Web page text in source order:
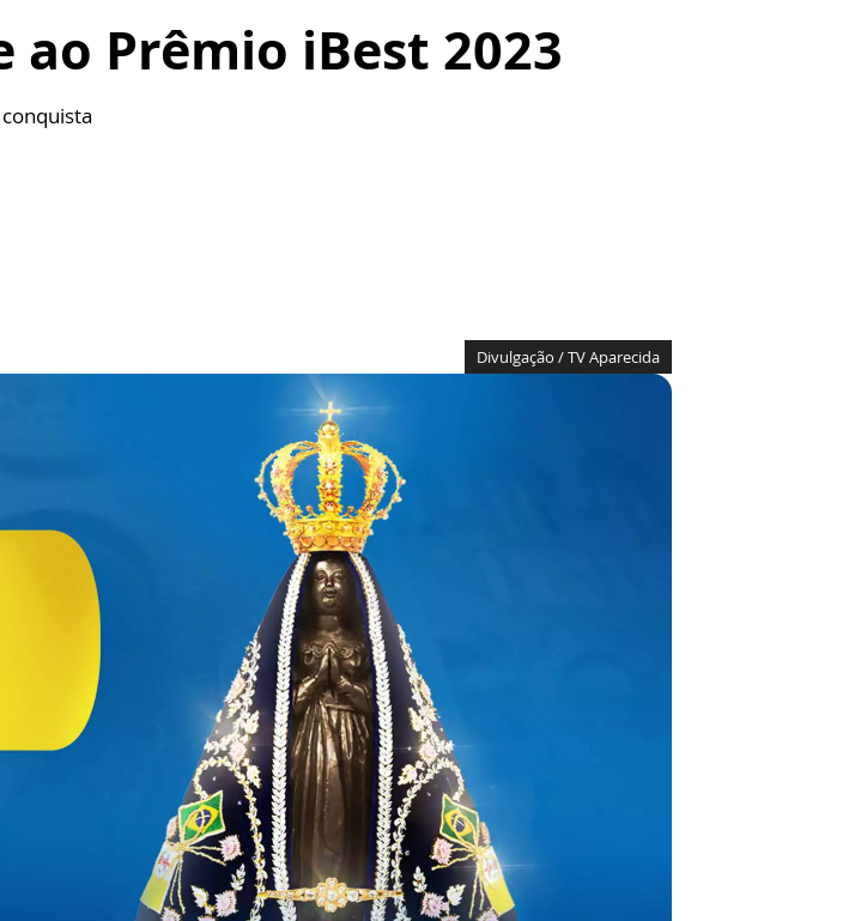
ao Prêmio iBest 2023
Divulgação / TV Aparecida